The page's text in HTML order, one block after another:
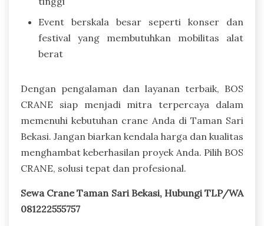
Event berskala besar seperti konser dan
festival yang membutuhkan mobilitas alat
berat
Dengan pengalaman dan layanan terbaik, BOS
CRANE siap menjadi mitra terpercaya dalam
memenuhi kebutuhan crane Anda di Taman Sari
Bekasi. Jangan biarkan kendala harga dan kualitas
menghambat keberhasilan proyek Anda. Pilih BOS
CRANE, solusi tepat dan profesional.
Sewa Crane Taman Sari Bekasi, Hubungi TLP/WA
081222555757